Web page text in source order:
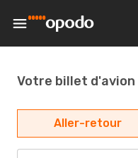
Votre billet d'avion
Aller-retour